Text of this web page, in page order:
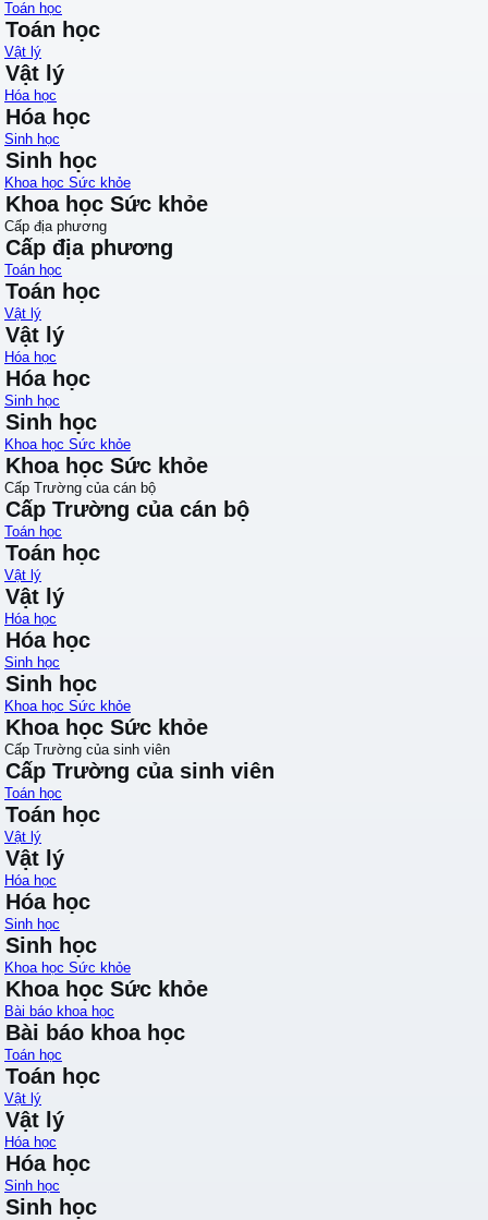
Toán học
Toán học
Vật lý
Vật lý
Hóa học
Hóa học
Sinh học
Sinh học
Khoa học Sức khỏe
Khoa học Sức khỏe
Cấp địa phương
Cấp địa phương
Toán học
Toán học
Vật lý
Vật lý
Hóa học
Hóa học
Sinh học
Sinh học
Khoa học Sức khỏe
Khoa học Sức khỏe
Cấp Trường của cán bộ
Cấp Trường của cán bộ
Toán học
Toán học
Vật lý
Vật lý
Hóa học
Hóa học
Sinh học
Sinh học
Khoa học Sức khỏe
Khoa học Sức khỏe
Cấp Trường của sinh viên
Cấp Trường của sinh viên
Toán học
Toán học
Vật lý
Vật lý
Hóa học
Hóa học
Sinh học
Sinh học
Khoa học Sức khỏe
Khoa học Sức khỏe
Bài báo khoa học
Bài báo khoa học
Toán học
Toán học
Vật lý
Vật lý
Hóa học
Hóa học
Sinh học
Sinh học